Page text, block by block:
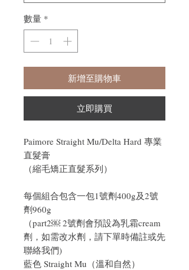
數量 *
新增至購物車
立即購買
Paimore Straight Mu/Delta Hard 專業
直髮膏
（縮毛矯正直髮系列）
每個組合包含一包1號劑400g及2號
劑960g
（part2￼ 2號劑會預設為乳霜cream
劑，如需改水劑，請下單時備註或先
聯絡我們)
藍色 Straight Mu（溫和自然）